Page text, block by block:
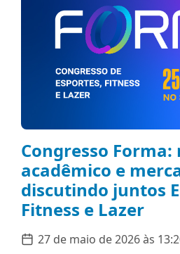
Congresso Forma:
acadêmico e
discutindo juntos
Fitness e Lazer
27 de maio de 2026 às